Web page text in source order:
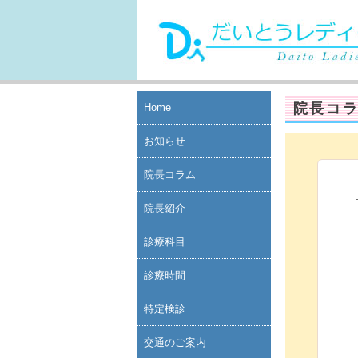
Home
お知らせ
院長コラム
院長紹介
診療科目
診療時間
特定検診
交通のご案内
院長コ